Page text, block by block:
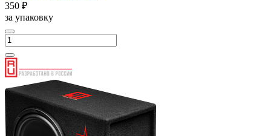
350 ₽
за упаковку